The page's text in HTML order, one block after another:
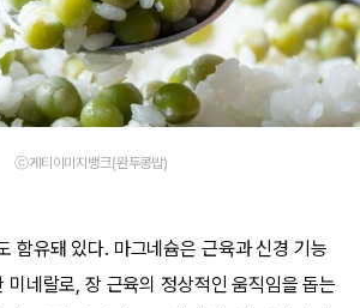
ⓒ게티이미지뱅크(완두콩밥)
함유돼 있다. 마그네슘은 근육과 신경 기능
미네랄로, 장 근육의 정상적인 움직임을 돕는